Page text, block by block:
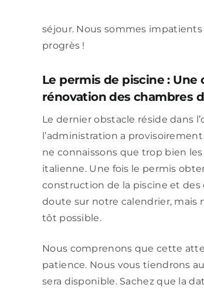
séjour. Nous sommes
progrès !
Le permis de piscine :
rénovation des chambres
Le dernier obstacle réside dans
l’administration a
ne connaissons que trop bien
italienne. Une fois le permis
construction de la piscine et des
doute sur notre calendrier, mais
tôt possible.
Nous comprenons que cette
patience. Nous vous tiendrons
sera disponible. Sachez que la